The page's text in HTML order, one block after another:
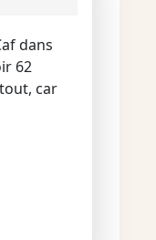
dans
62
car